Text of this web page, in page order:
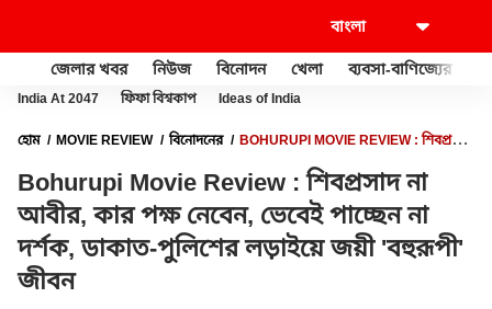
জেলার খবর নিউজ বিনোদন খেলা ব্যবসা-বাণিজ্যের
India At 2047 ফিফা বিশ্বকাপ Ideas of India
হোম MOVIE REVIEW বিনোদনের
BOHURUPI MOVIE REVIEW : শিবপ্রসাদ
'বহুরূপী' জীবন
Bohurupi Movie Review : শিবপ্রসাদ না
আবীর, কার পক্ষ নেবেন, ভেবেই পাচ্ছেন না
দর্শক, ডাকাত-পুলিশের লড়াইয়ে জয়ী 'বহুরূপী'
জীবন